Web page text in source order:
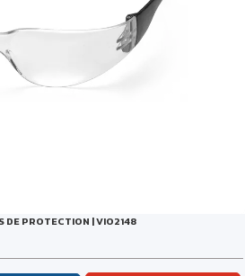
DE PROTECTION | VIO2148